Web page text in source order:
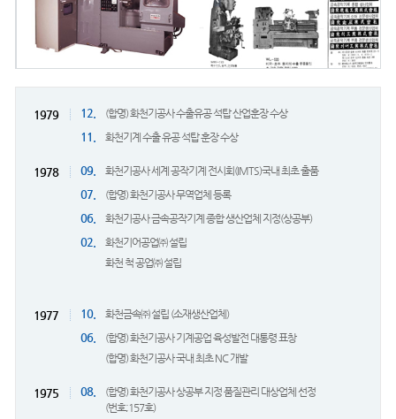
1979 12. (합명) 화천기공사 수출유공 석탑 산업훈장 수상
11. 화천기계 수출 유공 석탑 훈장 수상
1978 09. 화천기공사 세계 공작기계 전시회(IMTS)국내 최초 출품
07. (합명) 화천기공사 무역업체 등록
06. 화천기공사 금속공작기계 종합 생산업체 지정(상공부)
02.
화천기어공업㈜ 설립
화천 척 공업㈜ 설립
1977 10. 화천금속㈜ 설립 (소재생산업체)
06.
(합명) 화천기공사 기계공업 육성발전 대통령 표창
(합명) 화천기공사 국내 최초 NC 개발
1975 08.
(합명) 화천기공사 상공부 지정 품질관리 대상업체 선정
(번호;157호)